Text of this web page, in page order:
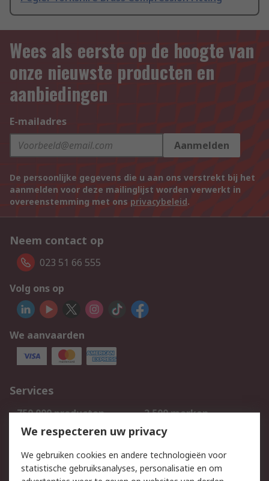
Wees als eerste op de hoogte van
onze nieuwste producten en
aanbiedingen
E-mailadres
Aanmelden
De persoonlijke gegevens die u aan ons verstrekt bij het
aanmelden voor deze mailinglijst worden verwerkt in
overeenstemming met ons privacybeleid.
Neem contact op
023 51 66 555
Volg ons op
We aanvaarden
Services
750.000 producten
2.500 merken
Bestellen
Inkoopoplossingen
Track & Trace
We respecteren uw privacy
We gebruiken cookies en andere technologieën voor
statistische gebruiksanalyses, personalisatie en om